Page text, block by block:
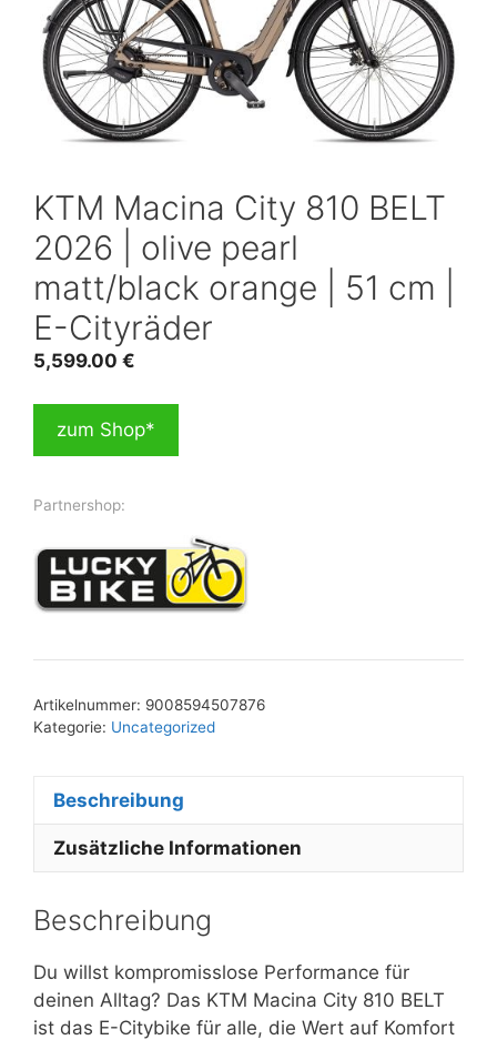
KTM Macina City 810 BELT
2026 | olive pearl
matt/black orange | 51 cm |
E-Cityräder
5,599.00 €
zum Shop*
Partnershop:
Artikelnummer: 9008594507876
Kategorie: Uncategorized
Beschreibung
Zusätzliche Informationen
Beschreibung
Du willst kompromisslose Performance für
deinen Alltag? Das KTM Macina City 810 BELT
ist das E-Citybike für alle, die Wert auf Komfort